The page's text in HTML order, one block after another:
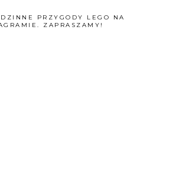
PRZYGODY LEGO NA
ZAPRASZAMY!